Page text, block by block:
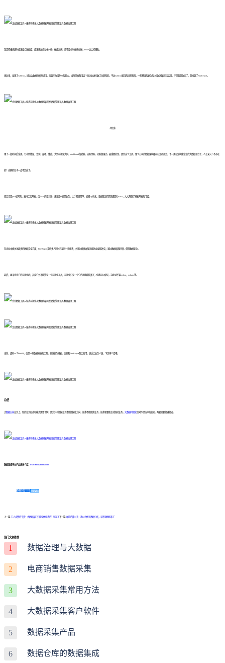
我觉得报表这种应该结合数据库，应该更加自动化一些，做成系统，而不是各种邮件抄送，Excel适合打辅助。
再后来，发现了Tableau，挺适合数据分析师试用，而且作为国外BI的老大，当时是准备用这个对企业进行数字化转型的。不过Tableau能用的场景有限，一些基础的复杂的中国式报表无法实现。于是我就放弃了，就找到了FineReport。
进度表
用了一段时间后发现，它小到填报、查询、部署、集成，大到可视化大屏、dashboard驾驶舱，应有尽有，功能很强大。最重要的是，因为这个工具，整个公司的数据架构都可以变得规范，下一步就是构建企业的大数据平台了，人工录入？不存在
的！光脚的日子一去不复返了。
而且它是java编写的，支持二次开发，类Excel的设计器，无论是IT还是业务，上手都很简单：编辑sql优化、数据集复用简直都是小case，大大降低了报表开发的门槛。
在企业中被关注最多的数据安全方面，FineReport支持多人同时开发同一套报表，并通过模板加锁功能防止编辑冲突；通过数据权限控制，保障数据安全。
最后，再来说说它的可视化吧，其实它并不能算是一个可视化工具，可视化只是一个它的功能模块罢了，但我可以保证，这绝对不输python，echarts等。
当然，还有一个FineBI，也是一种数据分析的工具，能做复杂报表，也能和FineReport配合使用，更适合业务人员，下次再介绍吧。
总结
大数据分析业务上，新的业务形态和模式需要了解，因为只有把握业务才能把握住方向，技术不能脱离业务，技术更要能主动推动业务， 大数据可视化绝对不是技术的狂欢，两者需要相辅相成。
数据集成平台产品更多介绍： www.finedatalink.com
免费体验Demo 咨询方案
上一篇: 万人点赞的干货！大数据部门只能是做报表的？别逗了下一篇: 加班的第33天：我以为做了数据分析，就不用做报表了
热门文章推荐
1 数据治理与大数据
2 电商销售数据采集
3 大数据采集常用方法
4 大数据采集客户软件
5 数据采集产品
6 数据仓库的数据集成